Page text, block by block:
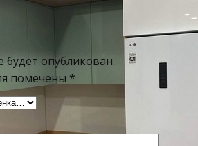
будет опубликован.
помечены *